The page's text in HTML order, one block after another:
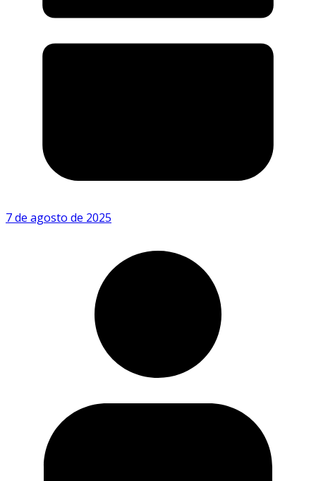
7 de agosto de 2025